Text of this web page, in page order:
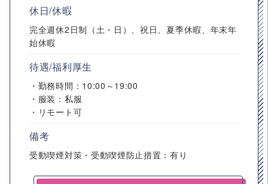
休日/休暇
完全週休2日制（土・日）、祝日、夏季休暇、年末年
始休暇
待遇/福利厚生
・勤務時間：10:00～19:00
・服装：私服
・リモート可
備考
受動喫煙対策・受動喫煙防止措置：有り